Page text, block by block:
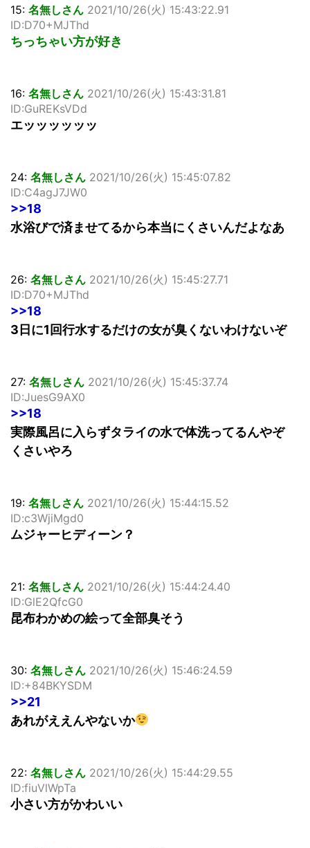
15: 名無しさん 2021/10/26(火) 15:43:22.91
ID:D70+MJThd
ちっちゃい方が好き
16: 名無しさん 2021/10/26(火) 15:43:31.81
ID:GuREKsVDd
エッッッッッッ
24: 名無しさん 2021/10/26(火) 15:45:07.82
ID:C4agJ7JW0
>>18
水浴びで済ませてるから本当にくさいんだよなあ
26: 名無しさん 2021/10/26(火) 15:45:27.71
ID:D70+MJThd
>>18
3日に1回行水するだけの女が臭くないわけないぞ
27: 名無しさん 2021/10/26(火) 15:45:37.74
ID:JuesG9AX0
>>18
実際風呂に入らずタライの水で体洗ってるんやぞ
くさいやろ
19: 名無しさん 2021/10/26(火) 15:44:15.52
ID:c3WjiMgd0
ムジャーヒディーン？
21: 名無しさん 2021/10/26(火) 15:44:24.40
ID:GlE2QfcG0
昆布わかめの絵って全部臭そう
30: 名無しさん 2021/10/26(火) 15:46:24.59
ID:+84BKYSDM
>>21
あれがええんやないか
22: 名無しさん 2021/10/26(火) 15:44:29.55
ID:fiuVlWpTa
小さい方がかわいい